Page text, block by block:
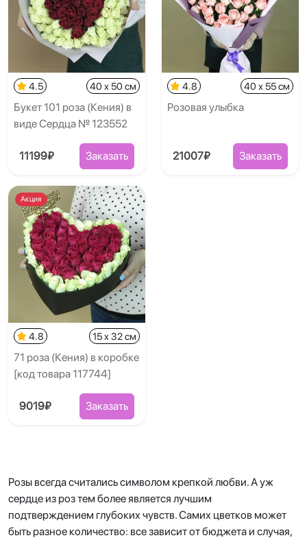
4.5 40 x 50 см
Букет 101 роза (Кения) в
виде Сердца № 123552
11199₽ Заказать
4.8 40 x 55 см
Розовая улыбка
21007₽ Заказать
Акция
4.8 15 x 32 см
71 роза (Кения) в коробке
[код товара 117744]
9019₽ Заказать
Розы всегда считались символом крепкой любви. А уж
сердце из роз тем более является лучшим
подтверждением глубоких чувств. Самих цветков может
быть разное количество: все зависит от бюджета и случая,